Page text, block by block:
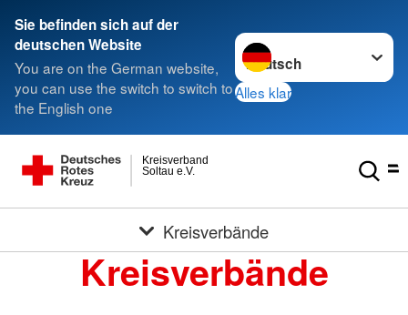
Sie befinden sich auf der
deutschen Website
You are on the German website,
you can use the switch to switch to
the English one
Sprache wechseln zu
Alles klar
Soltau e.V.
Kreisverband
Kreisverbände
Kreisverbände